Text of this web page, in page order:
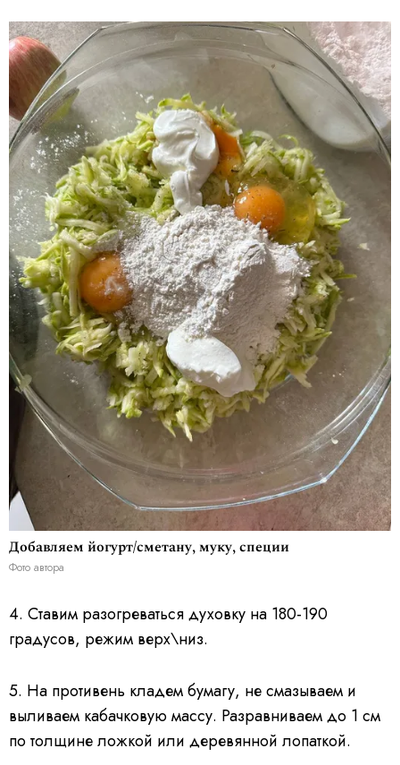
Добавляем йогурт/сметану, муку, специи
Фото автора
4. Ставим разогреваться духовку на 180-190
градусов, режим верх\низ.
5. На противень кладем бумагу, не смазываем и
выливаем кабачковую массу. Разравниваем до 1 см
по толщине ложкой или деревянной лопаткой.